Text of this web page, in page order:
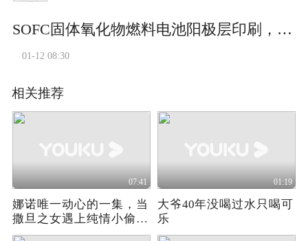
SOFC固体氧化物燃料电池阳极层印刷，印刷成品膜厚均匀、克重偏差小！#sofc #SOFC #厚膜印刷机#丝网印刷机#丝网印刷机厂家
01-12 08:30
相关推荐
07:41
娜诺唯一动心的一集，当
撒旦之女遇上纯情小偷，
结局哭死!
01:19
大爷40年没喝过水只喝可
乐